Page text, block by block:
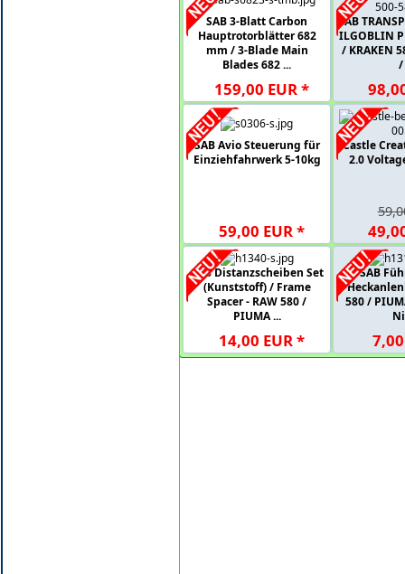
SAB 3-Blatt Carbon
Hauptrotorblätter 682
mm / 3-Blade Main
Blades 682 ...
159,00 EUR*
SAB
ILGOBLIN
/ KRAKEN
/
98,
SAB Avio Steuerung für
Einziehfahrwerk 5-10kg
59,00 EUR*
Castle
2.0
49,
SAB Distanzscheiben Set
(Kunststoff) / Frame
Spacer - RAW 580 /
PIUMA ...
14,00 EUR*
SAB
580 /
7,00